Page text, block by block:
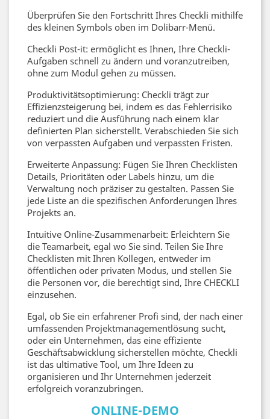
Überprüfen Sie den Fortschritt Ihres Checkli mithilfe
des kleinen Symbols oben im Dolibarr-Menü.
Checkli Post-it: ermöglicht es Ihnen, Ihre Checkli-
Aufgaben schnell zu ändern und voranzutreiben,
ohne zum Modul gehen zu müssen.
Produktivitätsoptimierung: Checkli trägt zur
Effizienzsteigerung bei, indem es das Fehlerrisiko
reduziert und die Ausführung nach einem klar
definierten Plan sicherstellt. Verabschieden Sie sich
von verpassten Aufgaben und verpassten Fristen.
Erweiterte Anpassung: Fügen Sie Ihren Checklisten
Details, Prioritäten oder Labels hinzu, um die
Verwaltung noch präziser zu gestalten. Passen Sie
jede Liste an die spezifischen Anforderungen Ihres
Projekts an.
Intuitive Online-Zusammenarbeit: Erleichtern Sie
die Teamarbeit, egal wo Sie sind. Teilen Sie Ihre
Checklisten mit Ihren Kollegen, entweder im
öffentlichen oder privaten Modus, und stellen Sie
die Personen vor, die berechtigt sind, Ihre CHECKLI
einzusehen.
Egal, ob Sie ein erfahrener Profi sind, der nach einer
umfassenden Projektmanagementlösung sucht,
oder ein Unternehmen, das eine effiziente
Geschäftsabwicklung sicherstellen möchte, Checkli
ist das ultimative Tool, um Ihre Ideen zu
organisieren und Ihr Unternehmen jederzeit
erfolgreich voranzubringen.
ONLINE-DEMO